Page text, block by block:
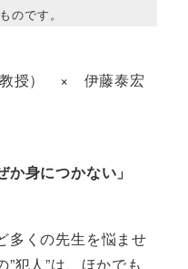
のです。
教授） × 伊藤泰宏
か身につかない」
くの先生を悩ませ
犯人”は、ほかでも